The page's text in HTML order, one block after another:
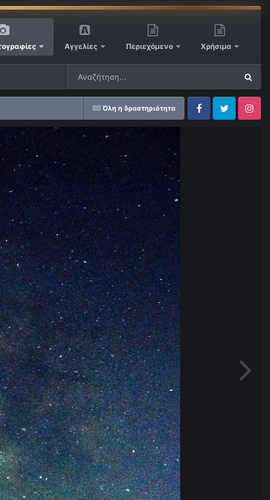
Αγγελίες Περιεχόμενο Χρήσιμα
Όλη η δραστηριότητα
FacebookTwitter Instagram